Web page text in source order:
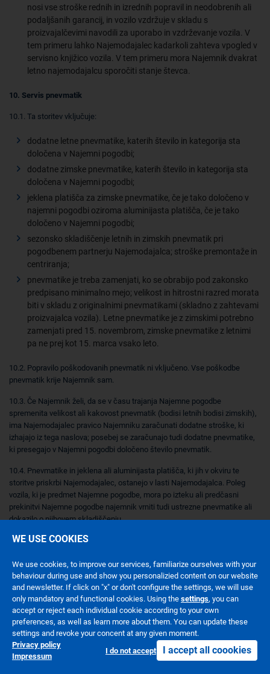
nosi vse stroške rednih in izrednih popravil in neodobrenih ali
podaljšanih garancij, in vozilo vzdržuje v skladu s
proizvajalčevimi navodili za uporabo in vzdrževanje vozila. V
tem primeru lahko Najemodajalec kadarkoli zahteva vpogled v
servisno knjižico vozila. V tem primeru mora Najemnik dvakrat
letno najemodajalcu sporočiti stanje števca.
10. Servis pnevmatik
10.1. Ta storitev vključuje:
dodatne letne pnevmatike, katerih število in kategorija sta
določena v Najemni pogodbi;
dodatne zimske pnevmatike, katerih število in kategorija sta
določena v Najemni pogodbi;
jeklena platišča za zimske pnevmatike, če je tako določeno v
najemni pogodbi oziroma aluminijasta platišča, če je tako
določeno v Najemni pogodbi;
sezonsko skladiščenje letnih in zimskih pnevmatik pri
pogodbenem partnerju Najemodajalca; stroške premontaže in
centriranja;
pnevmatike je treba zamenjati, ko se obrabijo pod zakonsko
predpisano minimalno mejo; velikost in hitrostni razred morata
biti v skladu z originalnimi pnevmatikami (skladno z zahtevami
proizvajalca vozila). Letne pnevmatike je z zimskimi potrebno
zamenjati pred 15. novembrom, zimske pnevmatike z letnimi
pa ne prej kot 15. marca vsako leto.
10.2. Popravilo poškodovanih pnevmatik ni vključeno. Vse poškodbe
pnevmatik krije Najemnik sam.
10.3. Če Najemnik želi, da se v času trajanja Najemne pogodbe
spremenita velikost ali kakovost pnevmatik (bodisi letnih bodisi zimskih),
ima Najemodajalec pravico Najemniku zaračunati dodatne stroške, ki
izhajajo iz tega naslova; posebej se zaračunajo tudi dodatne pnevmatike,
ki presegajo v Najemni pogodbi določeno število pnevmatik.
10.4. Pnevmatike in jeklena ali aluminijasta platišča, ki jih v okviru te
storitve priskrbi Najemodajalec, ostanejo v lasti Najemodajalca. Poleg
vozila, ki je predmet Najemne pogodbe, mora po izteku ali predčasni
prekinitvi Najemne pogodbe najemnik vrniti tudi ustrezne pnevmatike ali
dokazilo o njihovem skladiščenju.
10.5. Če število prevoženih kilometrov vozila preseže število kilometrov
dogovorjenih pnevmatik, stroški potrebnih pnevmatik niso več vključeni v
mesečnem obroku. Najemodajalec vse stroške dodatnih menjav
pnevmatik in nakupov zaračuna Najemniku.
11. Nadomestno vozilo
11.1. Kadar je to potrebno v skladu s pogoji, ki so določeni v točki 11.3.,
Najemodajalec Najemniku priskrbi nadomestno vozilo v skladu z Najemno
pogodbo ali v sodelovanju s podjetji za izposojo vozil (v nadaljevanju ‘rent-
WE USE COOKIES
We use cookies, to improve our services, familiarize ourselves with your
behaviour during use and show you personalizied content on our website
and newsletter. If click on "x" or don't configure the settings, we will use
only mandatory and functional cookies. Using the settings, you can
accept or reject each individual cookie according to your own
preferences, as well as learn more about them. You can update these
settings and revoke your concent at any given moment.
Privacy policy
Impressum
I do not accept I accept all coookies